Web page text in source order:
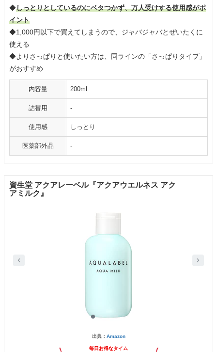
◆しっとりとしているのにベタつかず、万人受けする使用感がポ
イント
◆1,000円以下で買えてしまうので、ジャバジャバとぜいたくに
使える
◆よりさっぱりと使いたい方は、同ラインの「さっぱりタイプ」
がおすすめ
内容量 200ml
詰替用 -
使用感 しっとり
医薬部外品 -
資生堂 アクアレーベル『アクアウエルネス アク
アミルク』
出典： Amazon
毎日お得なタイム